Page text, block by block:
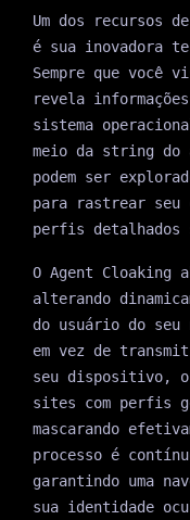
Um dos recursos
é sua inovadora
Sempre que você
revela
sistema
meio da string do
podem ser
para rastrear seu
perfis detalhados
O Agent Cloaking
alterando
do usuário do
em vez de
seu dispositivo, o
sites com perfis
mascarando
processo é
garantindo uma
sua identidade